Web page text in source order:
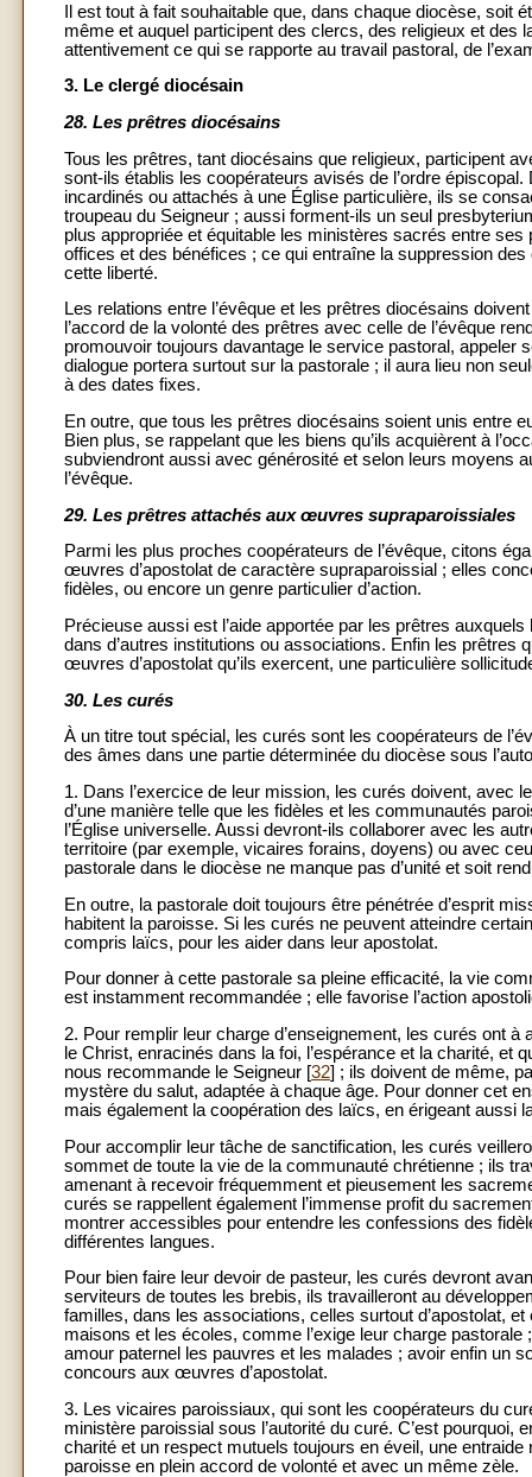
Il est tout à fait souhaitable que, dans chaque diocèse, soit
même et auquel participent des clercs, des religieux et
attentivement ce qui se rapporte au travail pastoral, de
3. Le clergé diocésain
28. Les prêtres diocésains
Tous les prêtres, tant diocésains que religieux, participent
sont-ils établis les coopérateurs avisés de l’ordre
incardinés ou attachés à une Église particulière, ils se
troupeau du Seigneur ; aussi forment-ils un seul
plus appropriée et équitable les ministères sacrés entre
offices et des bénéfices ; ce qui entraîne la suppression
cette liberté.
Les relations entre l’évêque et les prêtres diocésains
l’accord de la volonté des prêtres avec celle de l’évêque
promouvoir toujours davantage le service pastoral, appeler
dialogue portera surtout sur la pastorale ; il aura lieu non
à des dates fixes.
En outre, que tous les prêtres diocésains soient unis entre
Bien plus, se rappelant que les biens qu’ils acquièrent à
subviendront aussi avec générosité et selon leurs moyens
l’évêque.
29. Les prêtres attachés aux œuvres supraparoissiales
Parmi les plus proches coopérateurs de l’évêque, citons
œuvres d’apostolat de caractère supraparoissial ; elles
fidèles, ou encore un genre particulier d’action.
Précieuse aussi est l’aide apportée par les prêtres
dans d’autres institutions ou associations. Enfin les
œuvres d’apostolat qu’ils exercent, une particulière
30. Les curés
À un titre tout spécial, les curés sont les coopérateurs de
des âmes dans une partie déterminée du diocèse sous
1. Dans l’exercice de leur mission, les curés doivent, avec
d’une manière telle que les fidèles et les communautés
l’Église universelle. Aussi devront-ils collaborer avec les
territoire (par exemple, vicaires forains, doyens) ou avec
pastorale dans le diocèse ne manque pas d’unité et soit
En outre, la pastorale doit toujours être pénétrée d’esprit
habitent la paroisse. Si les curés ne peuvent atteindre
compris laïcs, pour les aider dans leur apostolat.
Pour donner à cette pastorale sa pleine efficacité, la vie
est instamment recommandée ; elle favorise l’action
2. Pour remplir leur charge d’enseignement, les curés ont
le Christ, enracinés dans la foi, l’espérance et la charité, et
nous recommande le Seigneur [32] ; ils doivent de même,
mystère du salut, adaptée à chaque âge. Pour donner cet
mais également la coopération des laïcs, en érigeant aussi
Pour accomplir leur tâche de sanctification, les curés
sommet de toute la vie de la communauté chrétienne ; ils
amenant à recevoir fréquemment et pieusement les
curés se rappellent également l’immense profit du
montrer accessibles pour entendre les confessions des
différentes langues.
Pour bien faire leur devoir de pasteur, les curés devront
serviteurs de toutes les brebis, ils travailleront au
familles, dans les associations, celles surtout d’apostolat,
maisons et les écoles, comme l’exige leur charge
amour paternel les pauvres et les malades ; avoir enfin un
concours aux œuvres d’apostolat.
3. Les vicaires paroissiaux, qui sont les coopérateurs du
ministère paroissial sous l’autorité du curé. C’est
charité et un respect mutuels toujours en éveil, une
paroisse en plein accord de volonté et avec un même zèle.